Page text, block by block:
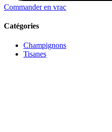
Commander en vrac
Catégories
Champignons
Tisanes